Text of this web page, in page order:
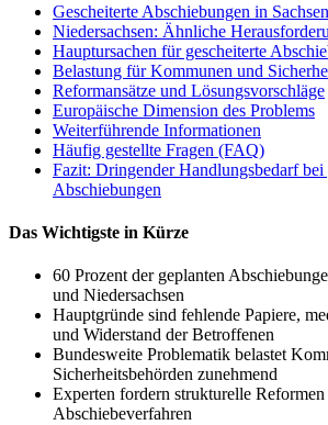
Gescheiterte Abschiebungen in
Niedersachsen: Ähnliche
Hauptursachen für gescheiterte
Belastung für Kommunen und
Reformansätze und Lösungsvorschläge
Europäische Dimension des Problems
Weiterführende Informationen
Häufig gestellte Fragen (FAQ)
Fazit: Dringender Handlungsbedarf bei
Abschiebungen
Das Wichtigste in Kürze
60 Prozent der geplanten
und Niedersachsen
Hauptgründe sind fehlende Papiere,
und Widerstand der Betroffenen
Bundesweite Problematik belastet
Sicherheitsbehörden zunehmend
Experten fordern strukturelle
Abschiebeverfahren